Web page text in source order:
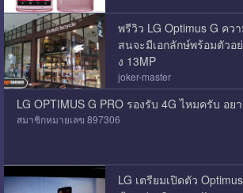
พรีวิว LG Optimus G คว
สนจะมีเอกลักษ์พร้อมตัวอ
ง 13MP
joker-master
LG OPTIMUS G PRO รองรับ 4G ไหมครับ อย
สมาชิกหมายเลข 897306
LG เตรียมเปิดตัว